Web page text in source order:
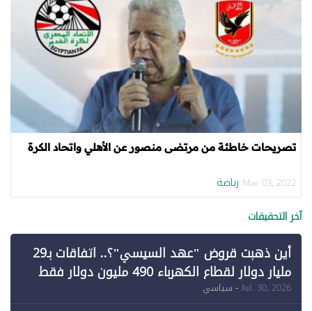
تصريحات خاطئة من مرتضى منصور عن الأهلي واتحاد الكرة
Mar. 03, 2022 رياضة
آخر التحقيقات
أين ذهبت قروض "عهد السيسي"؟.. اتفاقات بـ29
مليار دولار لقطاع الكهرباء 490 مليون دولار فقط
لـ"الطاقة المتجددة" (1)
Jul. 30, 2026- سياسي